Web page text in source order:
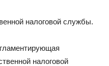
налоговой службы.
налоговой